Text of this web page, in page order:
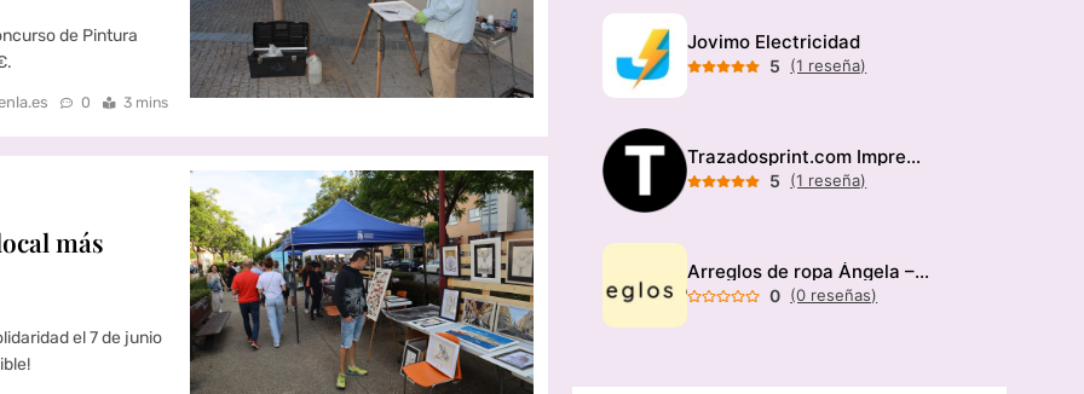
de Pintura
0 3 mins
más
el 7 de junio
Jovimo Electricidad
5 (1 reseña)
Trazadosprint.com Imprenta
5 (1 reseña)
Arreglos de ropa Ángela – Modista
0 (0 reseñas)